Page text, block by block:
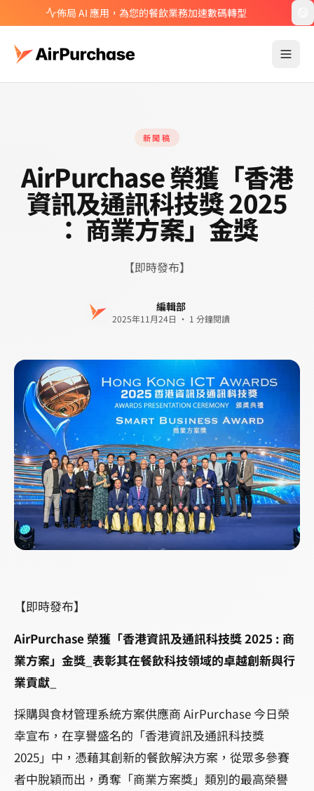
佈局 AI 應用，為您的餐飲業務加速數碼轉型
新聞稿
AirPurchase 榮獲「香港
資訊及通訊科技獎 2025
： 商業方案」金獎
【即時發布】
編輯部
2025年11月24日 · 1 分鐘閱讀
【即時發布】
AirPurchase 榮獲「香港資訊及通訊科技獎 2025 : 商
業方案」金獎 表彰其在餐飲科技領域的卓越創新與行
業貢獻
採購與食材管理系統方案供應商 AirPurchase 今日榮
幸宣布，在享譽盛名的「香港資訊及通訊科技獎
2025」中，憑藉其創新的餐飲解決方案，從眾多參賽
者中脫穎而出，勇奪「商業方案獎」類別的最高榮譽